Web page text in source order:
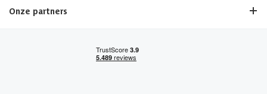
Onze partners